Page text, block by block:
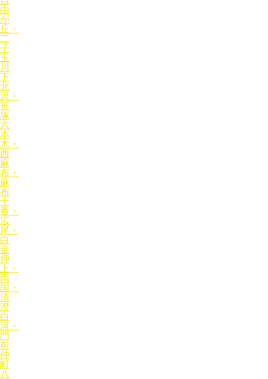
由
が
丘・
二
子
玉
川
下
北
沢・
笹
塚
六
本
木・
西
麻
布・
麻
布
十
番・
広
尾・
白
金
押
上・
両
国・
清
澄
白
河・
門
前
仲
町
八